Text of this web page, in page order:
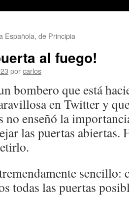
Española, de Principia
al fuego!
porcarlos
bombero que está
en Twitter y
no enseñó la
las puertas abiertas.
sencillo:
todas las puertas